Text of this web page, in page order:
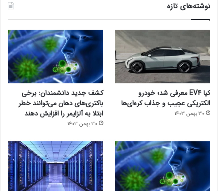
نوشته‌های تازه
کیا EV4 معرفی شد؛ خودرو
الکتریکی عجیب و جذاب کره‌ای‌ها
30 بهمن 1403
کشف جدید دانشمندان: برخی
باکتری‌های دهان می‌توانند خطر
ابتلا به آلزایمر را افزایش دهند
30 بهمن 1403